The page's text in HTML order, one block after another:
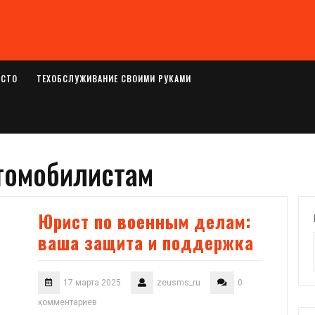
ТЕХОБСЛУЖИВАНИЕ СВОИМИ РУКАМИ
Юрист по военным делам:
ваша защита и поддержка
17 марта 2025 zeusms_ru
0
комментариев